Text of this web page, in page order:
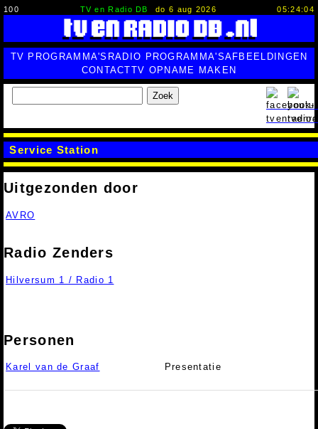
100 TV en Radio DB do 6 aug 2026 05:24:05
TV PROGRAMMA'S RADIO PROGRAMMA'SAFBEELDINGEN
CONTACTTV OPNAME MAKEN
Zoek
Service Station
Uitgezonden door
AVRO
Radio Zenders
Hilversum 1 / Radio 1
Personen
Karel van de Graaf Presentatie